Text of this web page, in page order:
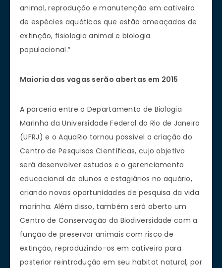
animal, reprodução e manutenção em cativeiro
de espécies aquáticas que estão ameaçadas de
extinção, fisiologia animal e biologia
populacional.”
Maioria das vagas serão abertas em 2015
A parceria entre o Departamento de Biologia
Marinha da Universidade Federal do Rio de Janeiro
(UFRJ) e o AquaRio tornou possível a criação do
Centro de Pesquisas Científicas, cujo objetivo
será desenvolver estudos e o gerenciamento
educacional de alunos e estagiários no aquário,
criando novas oportunidades de pesquisa da vida
marinha. Além disso, também será aberto um
Centro de Conservação da Biodiversidade com a
função de preservar animais com risco de
extinção, reproduzindo-os em cativeiro para
posterior reintrodução em seu habitat natural, por